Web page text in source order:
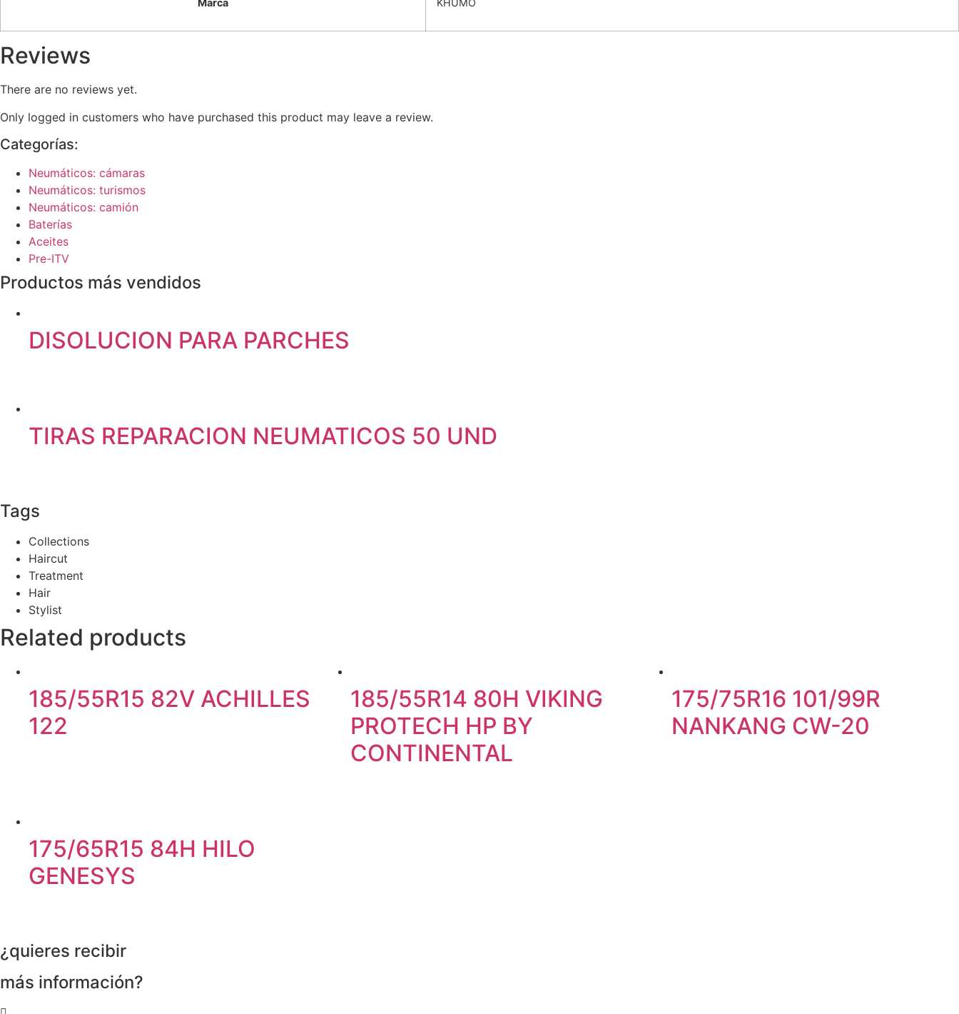
Marca KHUMO
Reviews
There are no reviews yet.
Only logged in customers who have purchased this product may leave a review.
Categorías:
Neumáticos: cámaras
Neumáticos: turismos
Neumáticos: camión
Baterías
Aceites
Pre-ITV
Productos más vendidos
DISOLUCION PARA PARCHES
TIRAS REPARACION NEUMATICOS 50 UND
Tags
Collections
Haircut
Treatment
Hair
Stylist
Related products
185/55R15 82V ACHILLES
122
185/55R14 80H VIKING
PROTECH HP BY
CONTINENTAL
175/75R16 101/99R
NANKANG CW-20
175/65R15 84H HILO
GENESYS
¿quieres recibir
más información?